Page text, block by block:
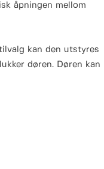
åpningen mellom
kan den utstyres
døren. Døren kan